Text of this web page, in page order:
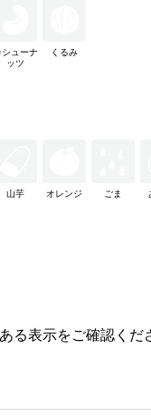
シューナ
ッツ
くるみ
山芋 オレンジ ごま
る表示をご確認くだ